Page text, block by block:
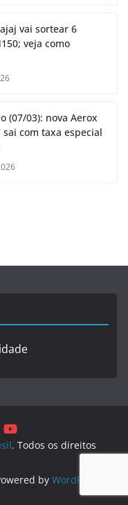
vai sortear 6
veja como
(07/03): nova Aerox
sai com taxa especial
. Todos os direitos
by WordPress